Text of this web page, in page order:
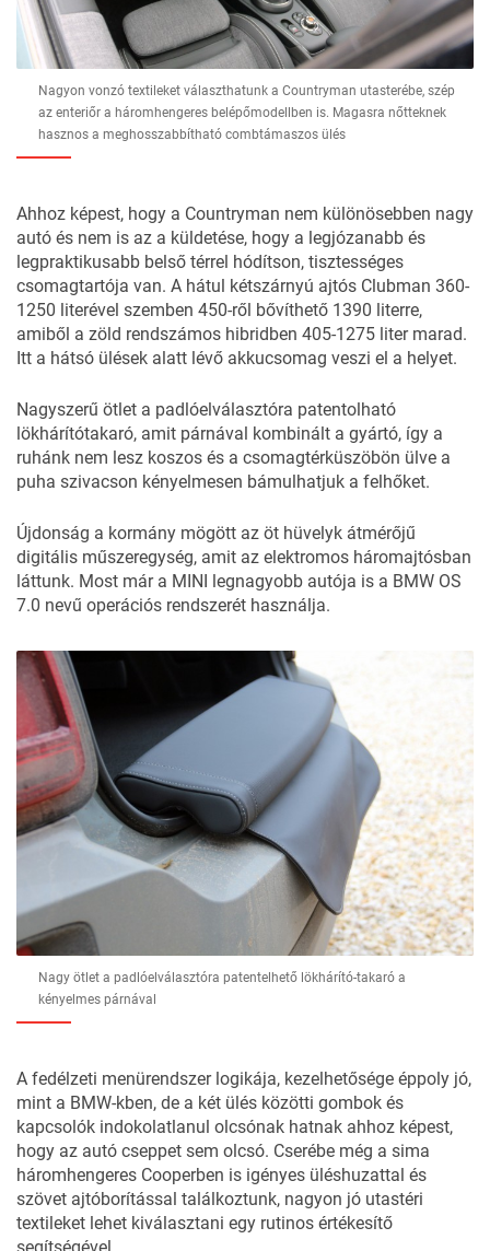
Nagyon vonzó textileket választhatunk a Countryman utasterébe, szép
az enteriőr a háromhengeres belépőmodellben is. Magasra nőtteknek
hasznos a meghosszabbítható combtámaszos ülés
Ahhoz képest, hogy a Countryman nem különösebben nagy
autó és nem is az a küldetése, hogy a legjózanabb és
legpraktikusabb belső térrel hódítson, tisztességes
csomagtartója van. A hátul kétszárnyú ajtós Clubman 360-
1250 literével szemben 450-ről bővíthető 1390 literre,
amiből a zöld rendszámos hibridben 405-1275 liter marad.
Itt a hátsó ülések alatt lévő akkucsomag veszi el a helyet.
Nagyszerű ötlet a padlóelválasztóra patentolható
lökhárítótakaró, amit párnával kombinált a gyártó, így a
ruhánk nem lesz koszos és a csomagtérküszöbön ülve a
puha szivacson kényelmesen bámulhatjuk a felhőket.
Újdonság a kormány mögött az öt hüvelyk átmérőjű
digitális műszeregység, amit az elektromos háromajtósban
láttunk. Most már a MINI legnagyobb autója is a BMW OS
7.0 nevű operációs rendszerét használja.
Nagy ötlet a padlóelválasztóra patentelhető lökhárító-takaró a
kényelmes párnával
A fedélzeti menürendszer logikája, kezelhetősége éppoly jó,
mint a BMW-kben, de a két ülés közötti gombok és
kapcsolók indokolatlanul olcsónak hatnak ahhoz képest,
hogy az autó cseppet sem olcsó. Cserébe még a sima
háromhengeres Cooperben is igényes üléshuzattal és
szövet ajtóborítással találkoztunk, nagyon jó utastéri
textileket lehet kiválasztani egy rutinos értékesítő
segítségével.